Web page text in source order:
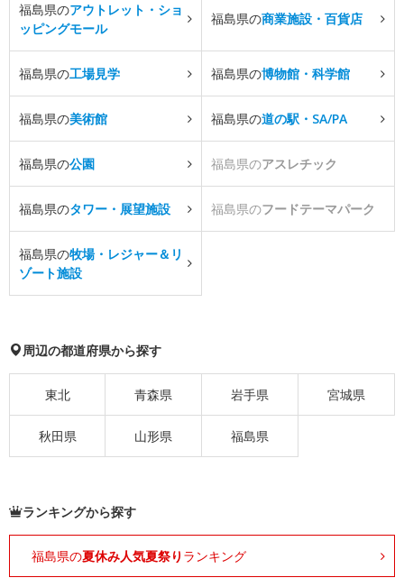
福島県のアウトレット・ショ
ッピングモール
福島県の商業施設・百貨店
福島県の工場見学 福島県の博物館・科学館
福島県の美術館 福島県の道の駅・SA/PA
福島県の公園 福島県のアスレチック
福島県のタワー・展望施設 福島県のフードテーマパーク
福島県の牧場・レジャー＆リ
ゾート施設
周辺の都道府県から探す
東北 青森県 岩手県 宮城県
秋田県 山形県 福島県
ランキングから探す
福島県の夏休み人気夏祭り ランキング